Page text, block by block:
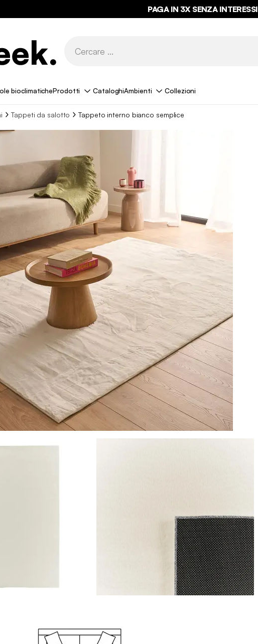
PAGA IN 3X SENZA INTERESSI
bioclimaticheProdotti CataloghiAmbienti Collezioni
Tappeti da salotto Tappeto interno bianco semplice